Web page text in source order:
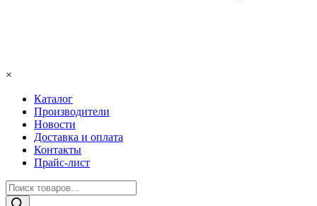
×
Каталог
Производители
Новости
Доставка и оплата
Контакты
Прайс-лист
Поиск
товаров